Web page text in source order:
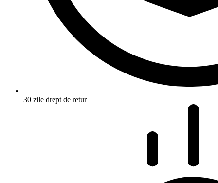
30 zile drept de retur